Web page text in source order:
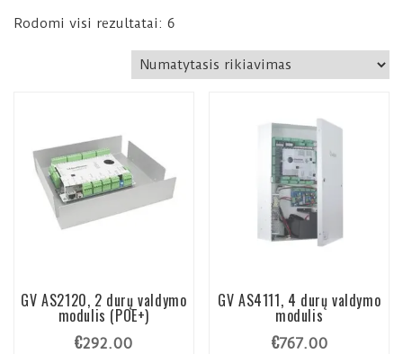
Rodomi visi rezultatai: 6
GV AS2120, 2 durų valdymo
modulis (POE+)
€292.00
GV AS4111, 4 durų valdymo
modulis
€767.00